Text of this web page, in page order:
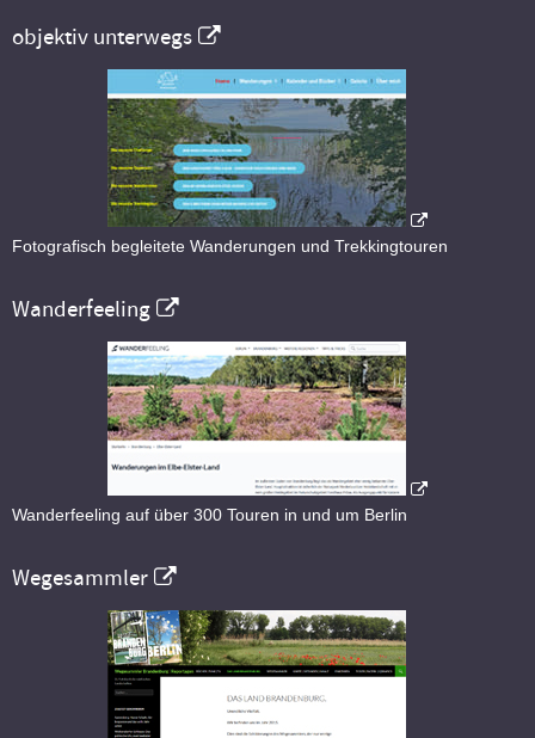
objektiv unterwegs
Fotografisch begleitete Wanderungen und Trekkingtouren
Wanderfeeling
Wanderfeeling auf über 300 Touren in und um Berlin
Wegesammler